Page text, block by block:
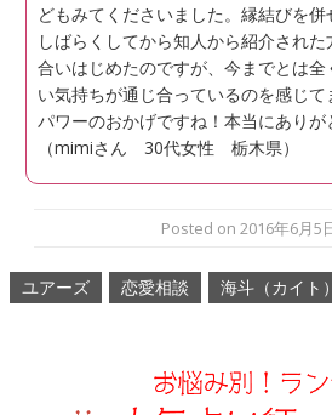
どもみてくださいました。縁結びを併
しばらくしてから知人から紹介され
合いはじめたのですが、今までとは
い気持ちが通じ合っているのを感じ
パワーのおかげですね！本当にありが
（mimiさん 30代女性 栃木県）
Posted on 2016年6月5
ユアーズ 恋愛相談 海斗（カイト